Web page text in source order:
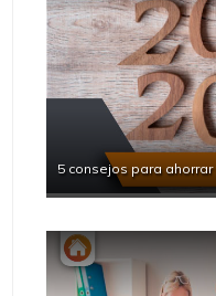
5 consejos para